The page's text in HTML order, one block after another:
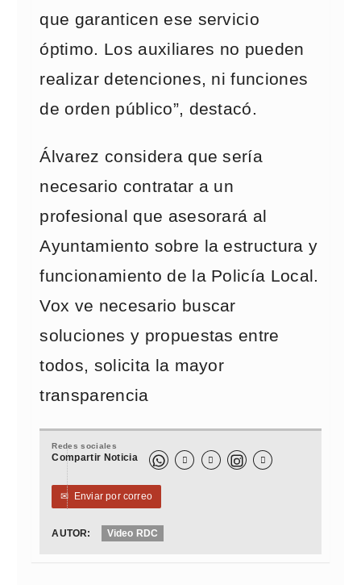
que garanticen ese servicio
óptimo. Los auxiliares no pueden
realizar detenciones, ni funciones
de orden público”, destacó.
Álvarez considera que sería
necesario contratar a un
profesional que asesorará al
Ayuntamiento sobre la estructura y
funcionamiento de la Policía Local.
Vox ve necesario buscar
soluciones y propuestas entre
todos, solicita la mayor
transparencia
Redes sociales
Compartir Noticia   
✉ Enviar por correo
AUTOR: Video RDC